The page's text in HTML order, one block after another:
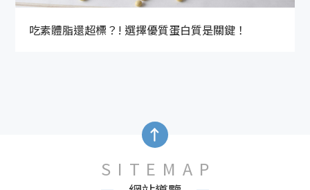
吃素體脂還超標？! 選擇優質蛋白質是關鍵！
SITEMAP